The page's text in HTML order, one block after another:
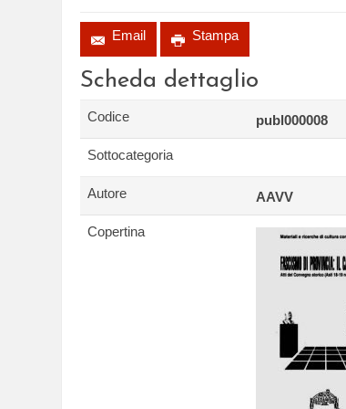
Email Stampa
Scheda dettaglio
Codice publ000008
Sottocategoria
Autore AAVV
Copertina